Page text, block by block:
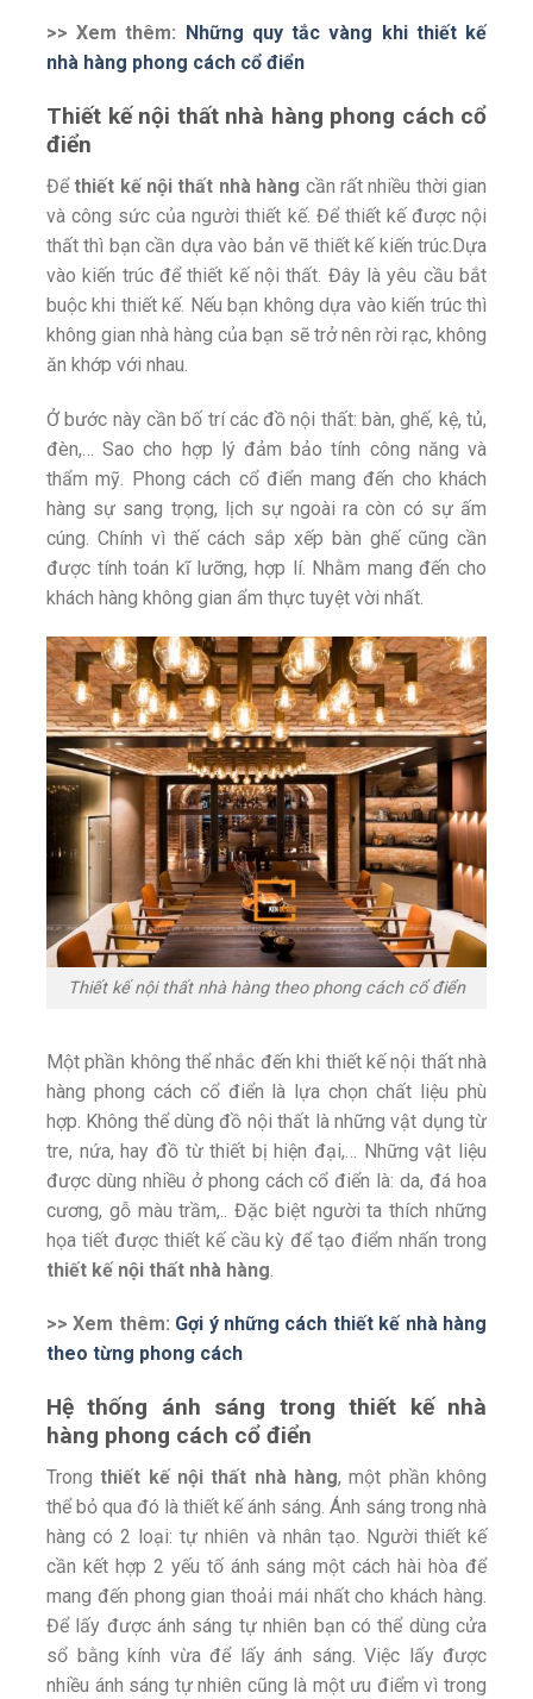
>> Xem thêm: Những quy tắc vàng khi thiết kế
nhà hàng phong cách cổ điển
Thiết kế nội thất nhà hàng phong cách cổ
điển
Đểthiết kế nội thất nhà hàng cần rất nhiều thời gian
và công sức của người thiết kế. Để thiết kế được nội
thất thì bạn cần dựa vào bản vẽ thiết kế kiến trúc.Dựa
vào kiến trúc để thiết kế nội thất. Đây là yêu cầu bắt
buộc khi thiết kế. Nếu bạn không dựa vào kiến trúc thì
không gian nhà hàng của bạn sẽ trở nên rời rạc, không
ăn khớp với nhau.
Ở bước này cần bố trí các đồ nội thất: bàn, ghế, kệ, tủ,
đèn,… Sao cho hợp lý đảm bảo tính công năng và
thẩm mỹ. Phong cách cổ điển mang đến cho khách
hàng sự sang trọng, lịch sự ngoài ra còn có sự ấm
cúng. Chính vì thế cách sắp xếp bàn ghế cũng cần
được tính toán kĩ lưỡng, hợp lí. Nhằm mang đến cho
khách hàng không gian ẩm thực tuyệt vời nhất.
Thiết kế nội thất nhà hàng theo phong cách cổ điển
Một phần không thể nhắc đến khi thiết kế nội thất nhà
hàng phong cách cổ điển là lựa chọn chất liệu phù
hợp. Không thể dùng đồ nội thất là những vật dụng từ
tre, nứa, hay đồ từ thiết bị hiện đại,… Những vật liệu
được dùng nhiều ở phong cách cổ điển là: da, đá hoa
cương, gỗ màu trầm,.. Đặc biệt người ta thích những
họa tiết được thiết kế cầu kỳ để tạo điểm nhấn trong
thiết kế nội thất nhà hàng
>> Xem thêm: Gợi ý những cách thiết kế nhà hàng
theo từng phong cách
Hệ thống ánh sáng trong thiết kế nhà
hàng phong cách cổ điển
Trongthiết kế nội thất nhà hàng, một phần không
thể bỏ qua đó là thiết kế ánh sáng. Ánh sáng trong nhà
hàng có 2 loại: tự nhiên và nhân tạo. Người thiết kế
cần kết hợp 2 yếu tố ánh sáng một cách hài hòa để
mang đến phong gian thoải mái nhất cho khách hàng.
Để lấy được ánh sáng tự nhiên bạn có thể dùng cửa
sổ bằng kính vừa để lấy ánh sáng. Việc lấy được
nhiều ánh sáng tự nhiên cũng là một ưu điểm vì trong